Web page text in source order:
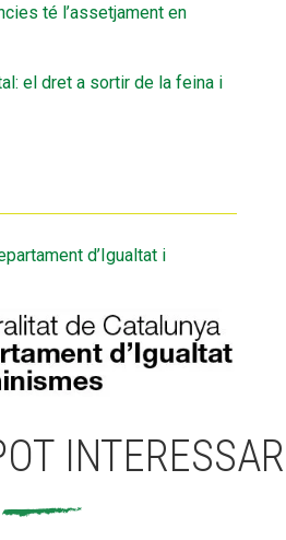
té l’assetjament en
el dret a sortir de la feina i
d’Igualtat i
INTERESSAR